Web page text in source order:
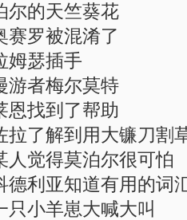
尔的天竺葵花
赛罗被混淆了
姆瑟插手
游者梅尔莫特
恩找到了帮助
拉了解到用大镰刀割
人觉得莫泊尔很可怕
德利亚知道有用的词
只小羊崽大喊大叫